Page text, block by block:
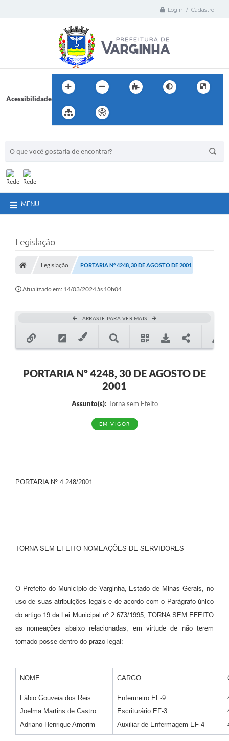
Login / Cadastro
Acessibilidade
MENU
Legislação
Legislação PORTARIA Nº 4248, 30 DE AGOSTO DE 2001
Atualizado em: 14/03/2024 às 10h04
ARRASTE PARA VER MAIS
PORTARIA Nº 4248, 30 DE AGOSTO DE
2001
Assunto(s): Torna sem Efeito
EM VIGOR
PORTARIA Nº 4.248/2001
TORNA SEM EFEITO NOMEAÇÕES DE SERVIDORES
O Prefeito do Município de Varginha, Estado de Minas Gerais, no
uso de suas atribuições legais e de acordo com o Parágrafo único
do artigo 19 da Lei Municipal nº 2.673/1995; TORNA SEM EFEITO
as nomeações abaixo relacionadas, em virtude de não terem
tomado posse dentro do prazo legal:
NOME CARGO
Fábio Gouveia dos Reis
Joelma Martins de Castro
Adriano Henrique Amorim
Enfermeiro EF-9
Escriturário EF-3
Auxiliar de Enfermagem EF-4